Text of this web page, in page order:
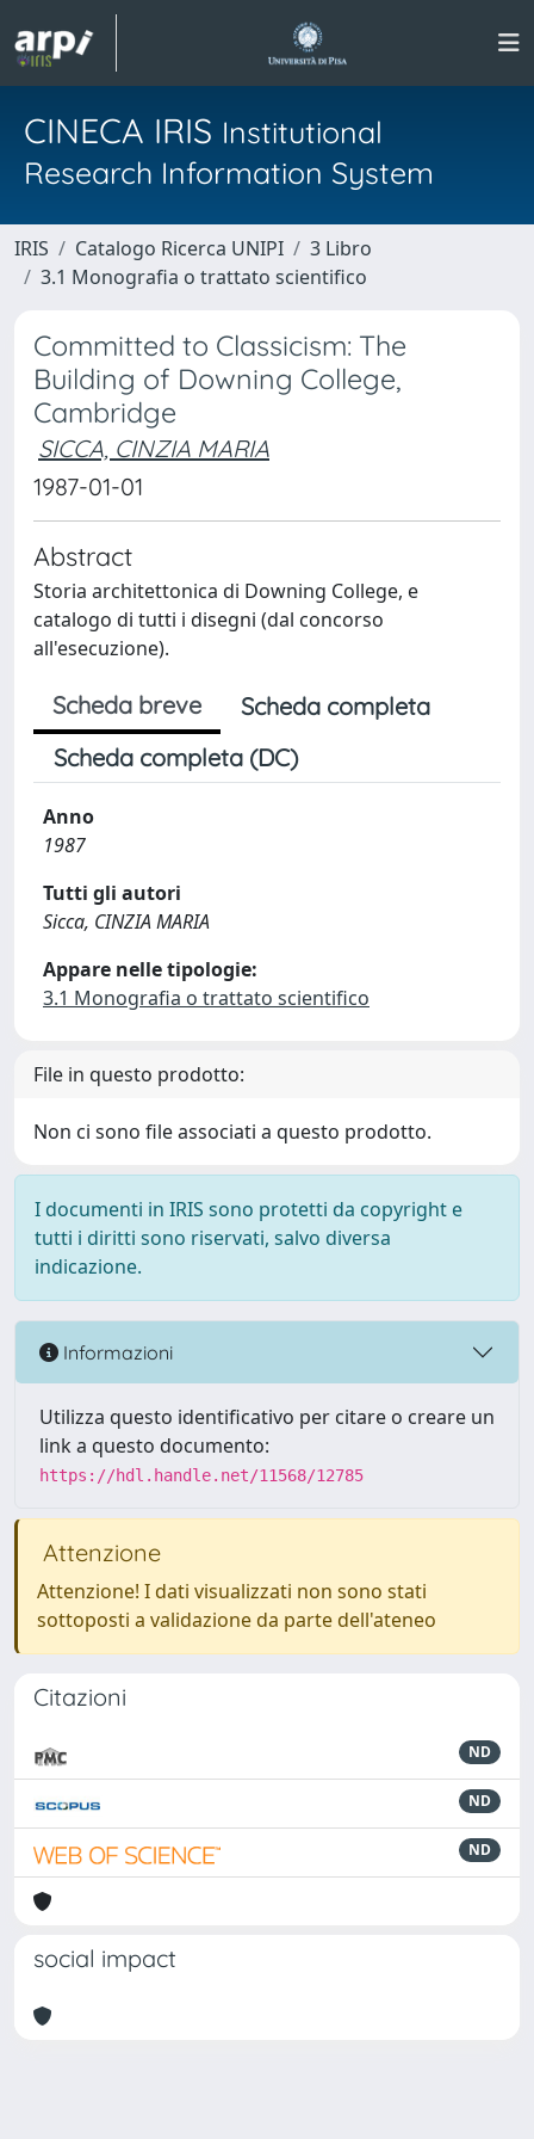
CINECA IRIS Institutional
Research Information System
IRIS Catalogo Ricerca UNIPI
3 Libro
3.1 Monografia o trattato scientifico
Committed to Classicism: The
Building of Downing College,
Cambridge
SICCA, CINZIA MARIA
1987-01-01
Abstract
Storia architettonica di Downing College, e
catalogo di tutti i disegni (dal concorso
all'esecuzione).
Scheda breve
Scheda completa
Scheda completa (DC)
Anno
1987
Tutti gli autori
Sicca, CINZIA MARIA
Appare nelle tipologie:
3.1 Monografia o trattato scientifico
File in questo prodotto:
Non ci sono file associati a questo prodotto.
I documenti in IRIS sono protetti da copyright e
tutti i diritti sono riservati, salvo diversa
indicazione.
Informazioni
Utilizza questo identificativo per citare o creare un
link a questo documento:
https://hdl.handle.net/11568/12785
Attenzione
Attenzione! I dati visualizzati non sono stati
sottoposti a validazione da parte dell'ateneo
Citazioni
ND
ND
ND
social impact